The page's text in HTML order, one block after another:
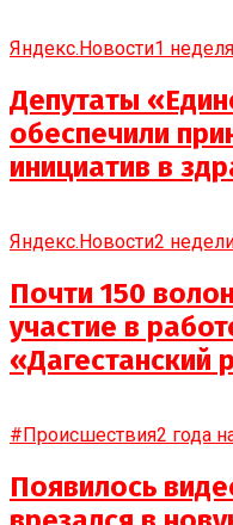
Яндекс.Новости1
Депутаты
обеспечили
инициатив в
Яндекс.Новости2
Почти 150
участие в
«Дагестанский
#Происшествия2 года
Появилось